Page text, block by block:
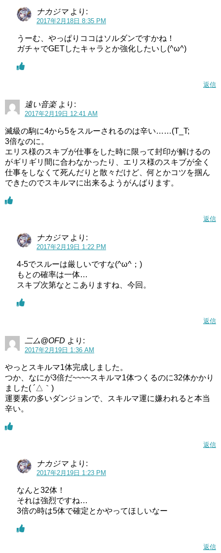
ナカジマ より:
2017年2月18日 8:35 PM
うーむ、やっぱりココはソルダンですかね！
ガチャでGETしたキャラとか強化したいし(^ω^)
返信
遠い音楽 より:
2017年2月19日 12:41 AM
滅級の駒に4から5をスルーされるのは辛い……(T_T;
3倍なのに。
エリス様のスキブが仕事をした時に限って封印が解けるの
がギリギリ間に合わなかったり、エリス様のスキブが全く
仕事をしなくて死んだりと散々だけど、何とかコツを掴ん
できたのでスキルマに出来るようがんばります。
返信
ナカジマ より:
2017年2月19日 1:22 PM
4-5でスルーは厳しいですな(^ω^；)
もとの確率は一体…
スキブ次第なとこありますね、今回。
返信
二ム@OFD より:
2017年2月19日 1:36 AM
やっとスキルマ1体完成しました。
つか、なにが3倍だ~~~~スキルマ1体つくるのに32体かかり
ました( ´△｀)
運要素の多いダンジョンで、スキルマ運に嫌われると本当
辛い。
返信
ナカジマ より:
2017年2月19日 1:23 PM
なんと32体！
それは強烈ですね…
3倍の時は5体で確定とかやってほしいなー
返信